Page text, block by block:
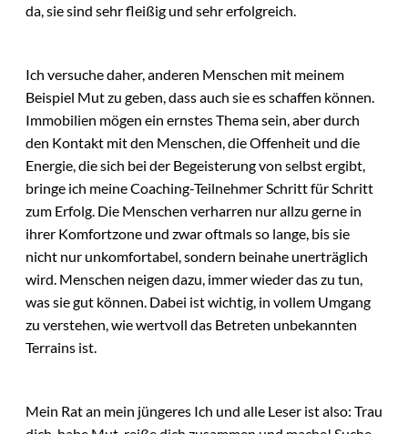
da, sie sind sehr fleißig und sehr erfolgreich.
Ich versuche daher, anderen Menschen mit meinem
Beispiel Mut zu geben, dass auch sie es schaffen können.
Immobilien mögen ein ernstes Thema sein, aber durch
den Kontakt mit den Menschen, die Offenheit und die
Energie, die sich bei der Begeisterung von selbst ergibt,
bringe ich meine Coaching-Teilnehmer Schritt für Schritt
zum Erfolg. Die Menschen verharren nur allzu gerne in
ihrer Komfortzone und zwar oftmals so lange, bis sie
nicht nur unkomfortabel, sondern beinahe unerträglich
wird. Menschen neigen dazu, immer wieder das zu tun,
was sie gut können. Dabei ist wichtig, in vollem Umgang
zu verstehen, wie wertvoll das Betreten unbekannten
Terrains ist.
Mein Rat an mein jüngeres Ich und alle Leser ist also: Trau